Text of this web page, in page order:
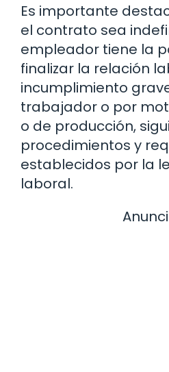
Es importante
el contrato sea
empleador tiene la
finalizar la relación
incumplimiento
trabajador o por
o de producción,
procedimientos y
establecidos por la
laboral.